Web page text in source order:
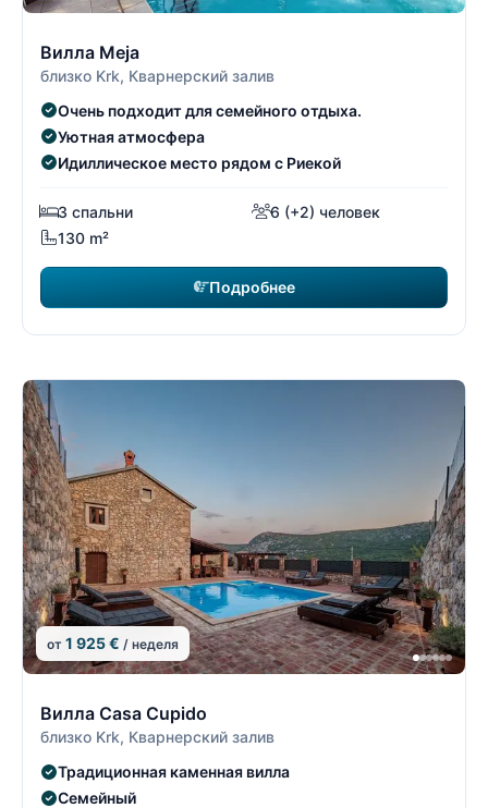
Вилла Meja
близко Krk, Кварнерский залив
Очень подходит для семейного отдыха.
Уютная атмосфера
Идиллическое место рядом с Риекой
3 спальни
6 (+2) человек
130 m²
Подробнее
от 1 925 € / неделя
Вилла Casa Cupido
близко Krk, Кварнерский залив
Традиционная каменная вилла
Семейный